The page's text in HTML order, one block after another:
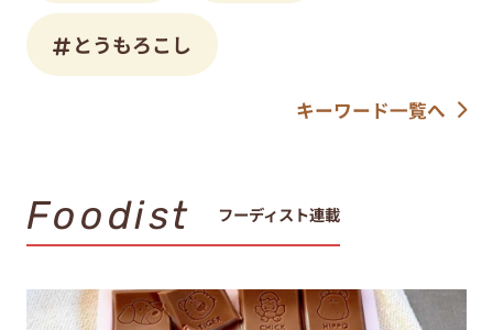
とうもろこし
キーワード一覧へ
Foodist フーディスト連載